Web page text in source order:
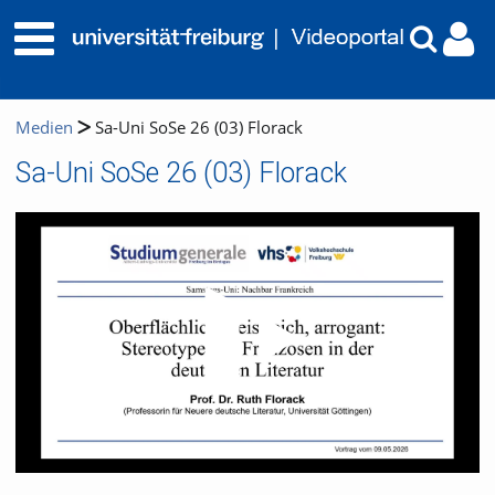
Medien Sa-Uni SoSe 26 (03) Florack
Sa-Uni SoSe 26 (03) Florack